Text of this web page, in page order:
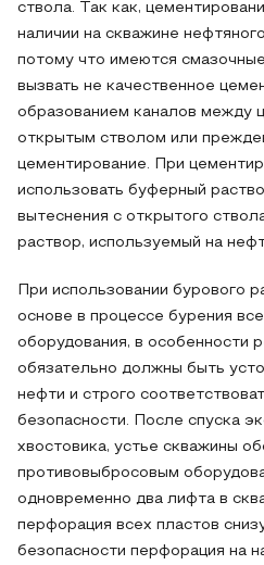
ствола. Так как,
наличии на скважине
потому что имеются
вызвать не качественное
образованием каналов между
открытым стволом или
цементирование. При
использовать буферный
вытеснения с открытого
раствор, используемый на
При использовании бурового
основе в процессе бурения
оборудования, в особенности
обязательно должны быть
нефти и строго
безопасности. После спуска
хвостовика, устье скважины
противовыбросовым
одновременно два лифта в
перфорация всех пластов
безопасности перфорация на